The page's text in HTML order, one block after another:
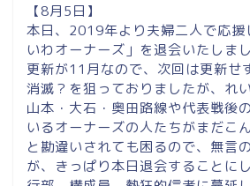
【8月5日】
本日、2019年より夫婦二人で応援
いわオーナーズ」を退会いたしま
更新が11月なので、次回は更新せ
消滅？を狙っておりましたが、れ
山本・大石・奥田路線や代表戦後
いるオーナーズの人たちがまだこ
と勘違いされても困るので、無言
が、きっぱり本日退会することに